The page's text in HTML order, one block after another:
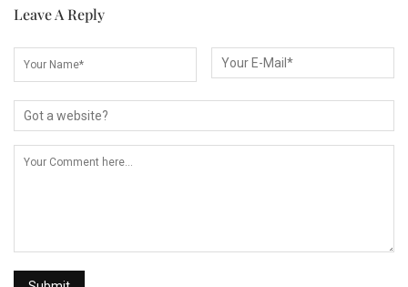
Leave A Reply